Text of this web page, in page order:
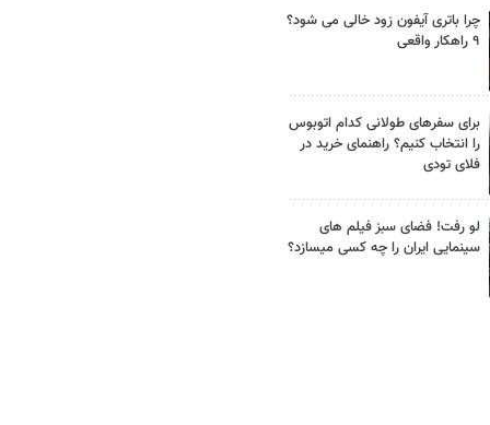
چرا باتری آیفون زود خالی می شود؟
۹ راهکار واقعی
برای سفرهای طولانی کدام اتوبوس
را انتخاب کنیم؟ راهنمای خرید در
فلای تودی
لو رفت! فضای سبز فیلم های
سینمایی ایران را چه کسی میسازد؟